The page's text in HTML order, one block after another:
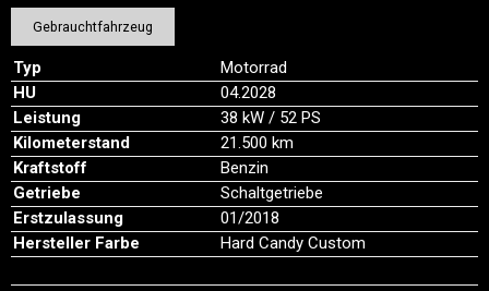
Gebrauchtfahrzeug
Typ
Motorrad
HU
04.2028
Leistung
38 kW / 52 PS
Kilometerstand
21.500 km
Kraftstoff
Benzin
Getriebe
Schaltgetriebe
Erstzulassung
01/2018
Hersteller Farbe
Hard Candy Custom